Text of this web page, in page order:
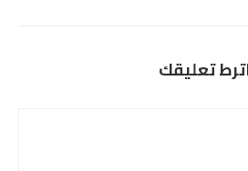
تعليقك